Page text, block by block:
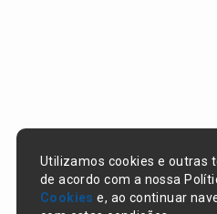
Utilizamos cookies e outras
de acordo com a nossa
Cookies e, ao continuar